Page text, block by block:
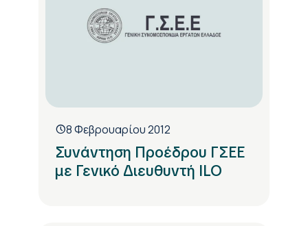
8 Φεβρουαρίου 2012
Συνάντηση Προέδρου ΓΣΕΕ
με Γενικό Διευθυντή ILO